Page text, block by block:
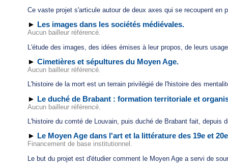
Ce vaste projet s'articule autour de deux axes qui se recoupent
► Les images dans les sociétés médiévales.
Aucun bailleur référencé.
L'étude des images, des idées émises à leur propos, de leurs
► Cimetières et sépultures du Moyen Age.
Aucun bailleur référencé.
L'histoire de la mort est un terrain privilégié de l'histoire des
► Le duché de Brabant : formation territoriale et
Aucun bailleur référencé.
L'histoire du comté de Louvain, puis duché de Brabant fait,
► Le Moyen Age dans l'art et la littérature des 19e et
Financement de base institutionnel.
Le but du projet est d'étudier comment le Moyen Age a servi de